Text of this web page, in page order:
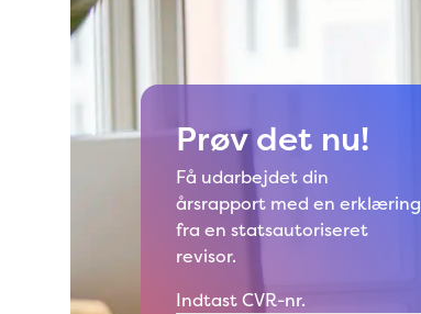
Prøv det nu!
Få udarbejdet din
årsrapport med en erklæring
fra en statsautoriseret
revisor.
Indtast CVR-nr.